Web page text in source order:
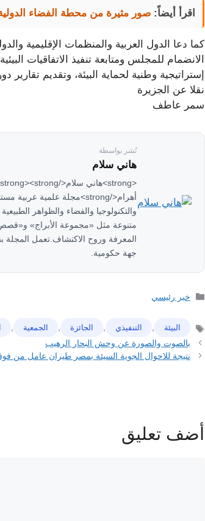
اقرأ أيضاً: صور مثيرة من محطة الفضاء
كما دعا الدول العربية والمنظمات الإقليمية
الانضمام للمجلس ومتابعة تنفيذ الاتفاقيات
إستراتيجية وطنية لحماية البيئة، وتقديم تقارير
نقلا عن الجزيرة
سمر عاطف
نُشر بواسطة
هاني سلام
والتكنولوجيا والفضاء والظواهر
متنوعة مثل «مجموعة الأبراج»
المعرفة وروح الاكتشاف.تعمل المجلة
جهة حكومية.
التصنيفات
خبر رئيسي
الوسوم
البيئة ﺍﻟﺘﻨﻔﻴﺬﻱ الجائزة ﺍﻟﺠﻤﻌﻴﺔ
بالصوت والصورة عن وحش البحار الرهيب
نتيجة للاحوال الجوية السيئة بمصر طيران عامل من فوق
أضف تعليق